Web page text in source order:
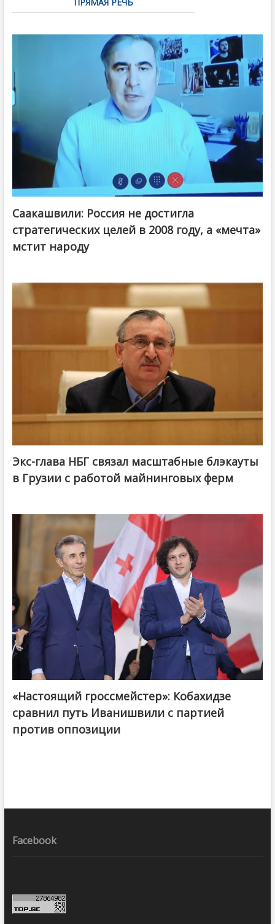
Саакашвили: Россия не достигла
стратегических целей в 2008 году, а «мечта»
мстит народу
Экс-глава НБГ связал масштабные блэкауты
в Грузии с работой майнинговых ферм
@ქართული ოცნება / Georgian Dream
«Настоящий гроссмейстер»: Кобахидзе
сравнил путь Иванишвили с партией
против оппозиции
Facebook